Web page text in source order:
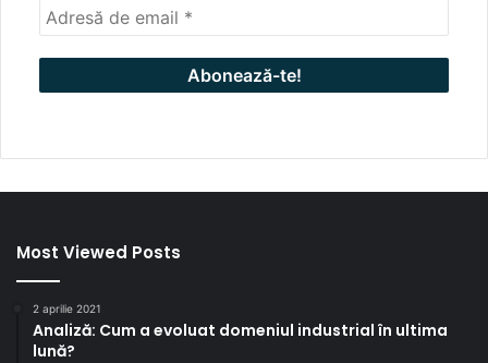
Most Viewed Posts
2 aprilie 2021
Analiză: Cum a evoluat domeniul industrial în ultima
lună?